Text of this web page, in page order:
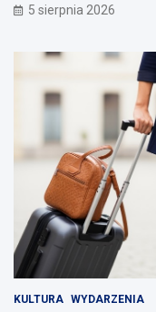
5 sierpnia 2026
KULTURA WYDARZENIA